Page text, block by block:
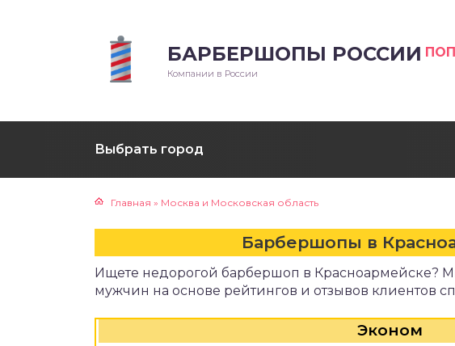
БАРБЕРШОПЫ РОССИИ
Компании в России
Выбрать город
Главная » Москва и Московская область
Барбершопы в
Ищете недорогой барбершоп в Красноармейске?
мужчин на основе рейтингов и отзывов клиентов
Эконом